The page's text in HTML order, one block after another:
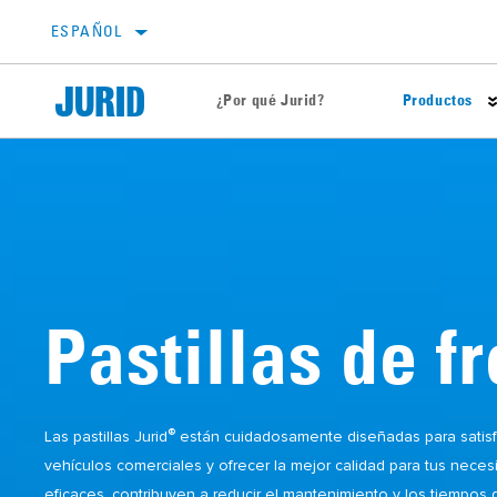
ESPAÑOL
¿Por qué Jurid? Productos
Indicadores de desgaste
Pastillas de
Las pastillas Jurid® están cuidadosamente diseñadas para
vehículos comerciales y ofrecer la mejor calidad para tus